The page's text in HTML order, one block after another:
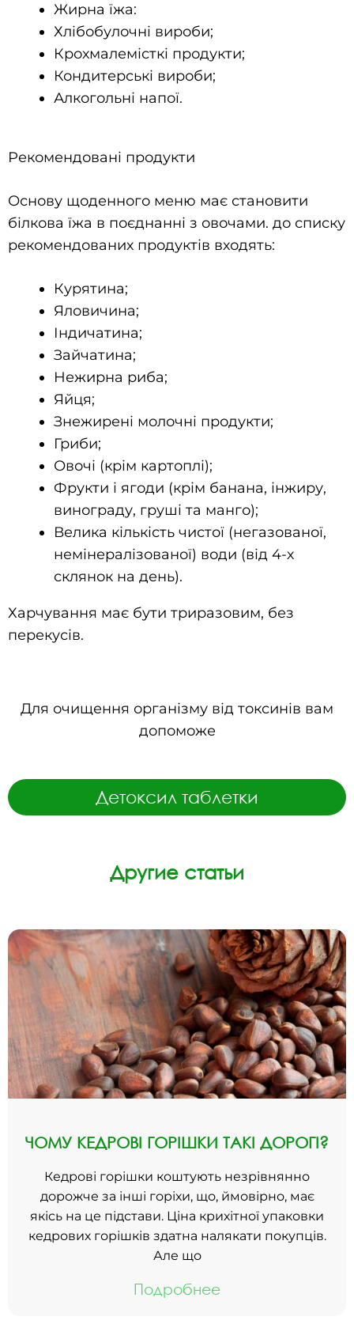
Жирна їжа:
Хлібобулочні вироби;
Крохмалемісткі продукти;
Кондитерські вироби;
Алкогольні напої.
Рекомендовані продукти
Основу щоденного меню має становити
білкова їжа в поєднанні з овочами. до списку
рекомендованих продуктів входять:
Курятина;
Яловичина;
Індичатина;
Зайчатина;
Нежирна риба;
Яйця;
Знежирені молочні продукти;
Гриби;
Овочі (крім картоплі);
Фрукти і ягоди (крім банана, інжиру,
винограду, груші та манго);
Велика кількість чистої (негазованої,
немінералізованої) води (від 4-х
склянок на день).
Харчування має бути триразовим, без
перекусів.
Для очищення організму від токсинів вам
допоможе
Детоксил таблетки
Другие статьи
ЧОМУ КЕДРОВІ ГОРІШКИ ТАКІ ДОРОГІ?
Кедрові горішки коштують незрівнянно
дорожче за інші горіхи, що, ймовірно, має
якісь на це підстави. Ціна крихітної упаковки
кедрових горішків здатна налякати покупців.
Але що
Подробнее